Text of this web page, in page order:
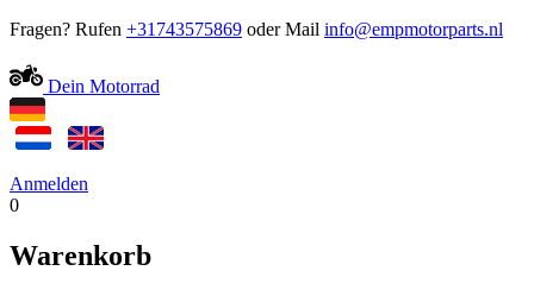
Fragen? Rufen +31743575869 oder Mail
Dein Motorrad
Anmelden
0
Warenkorb